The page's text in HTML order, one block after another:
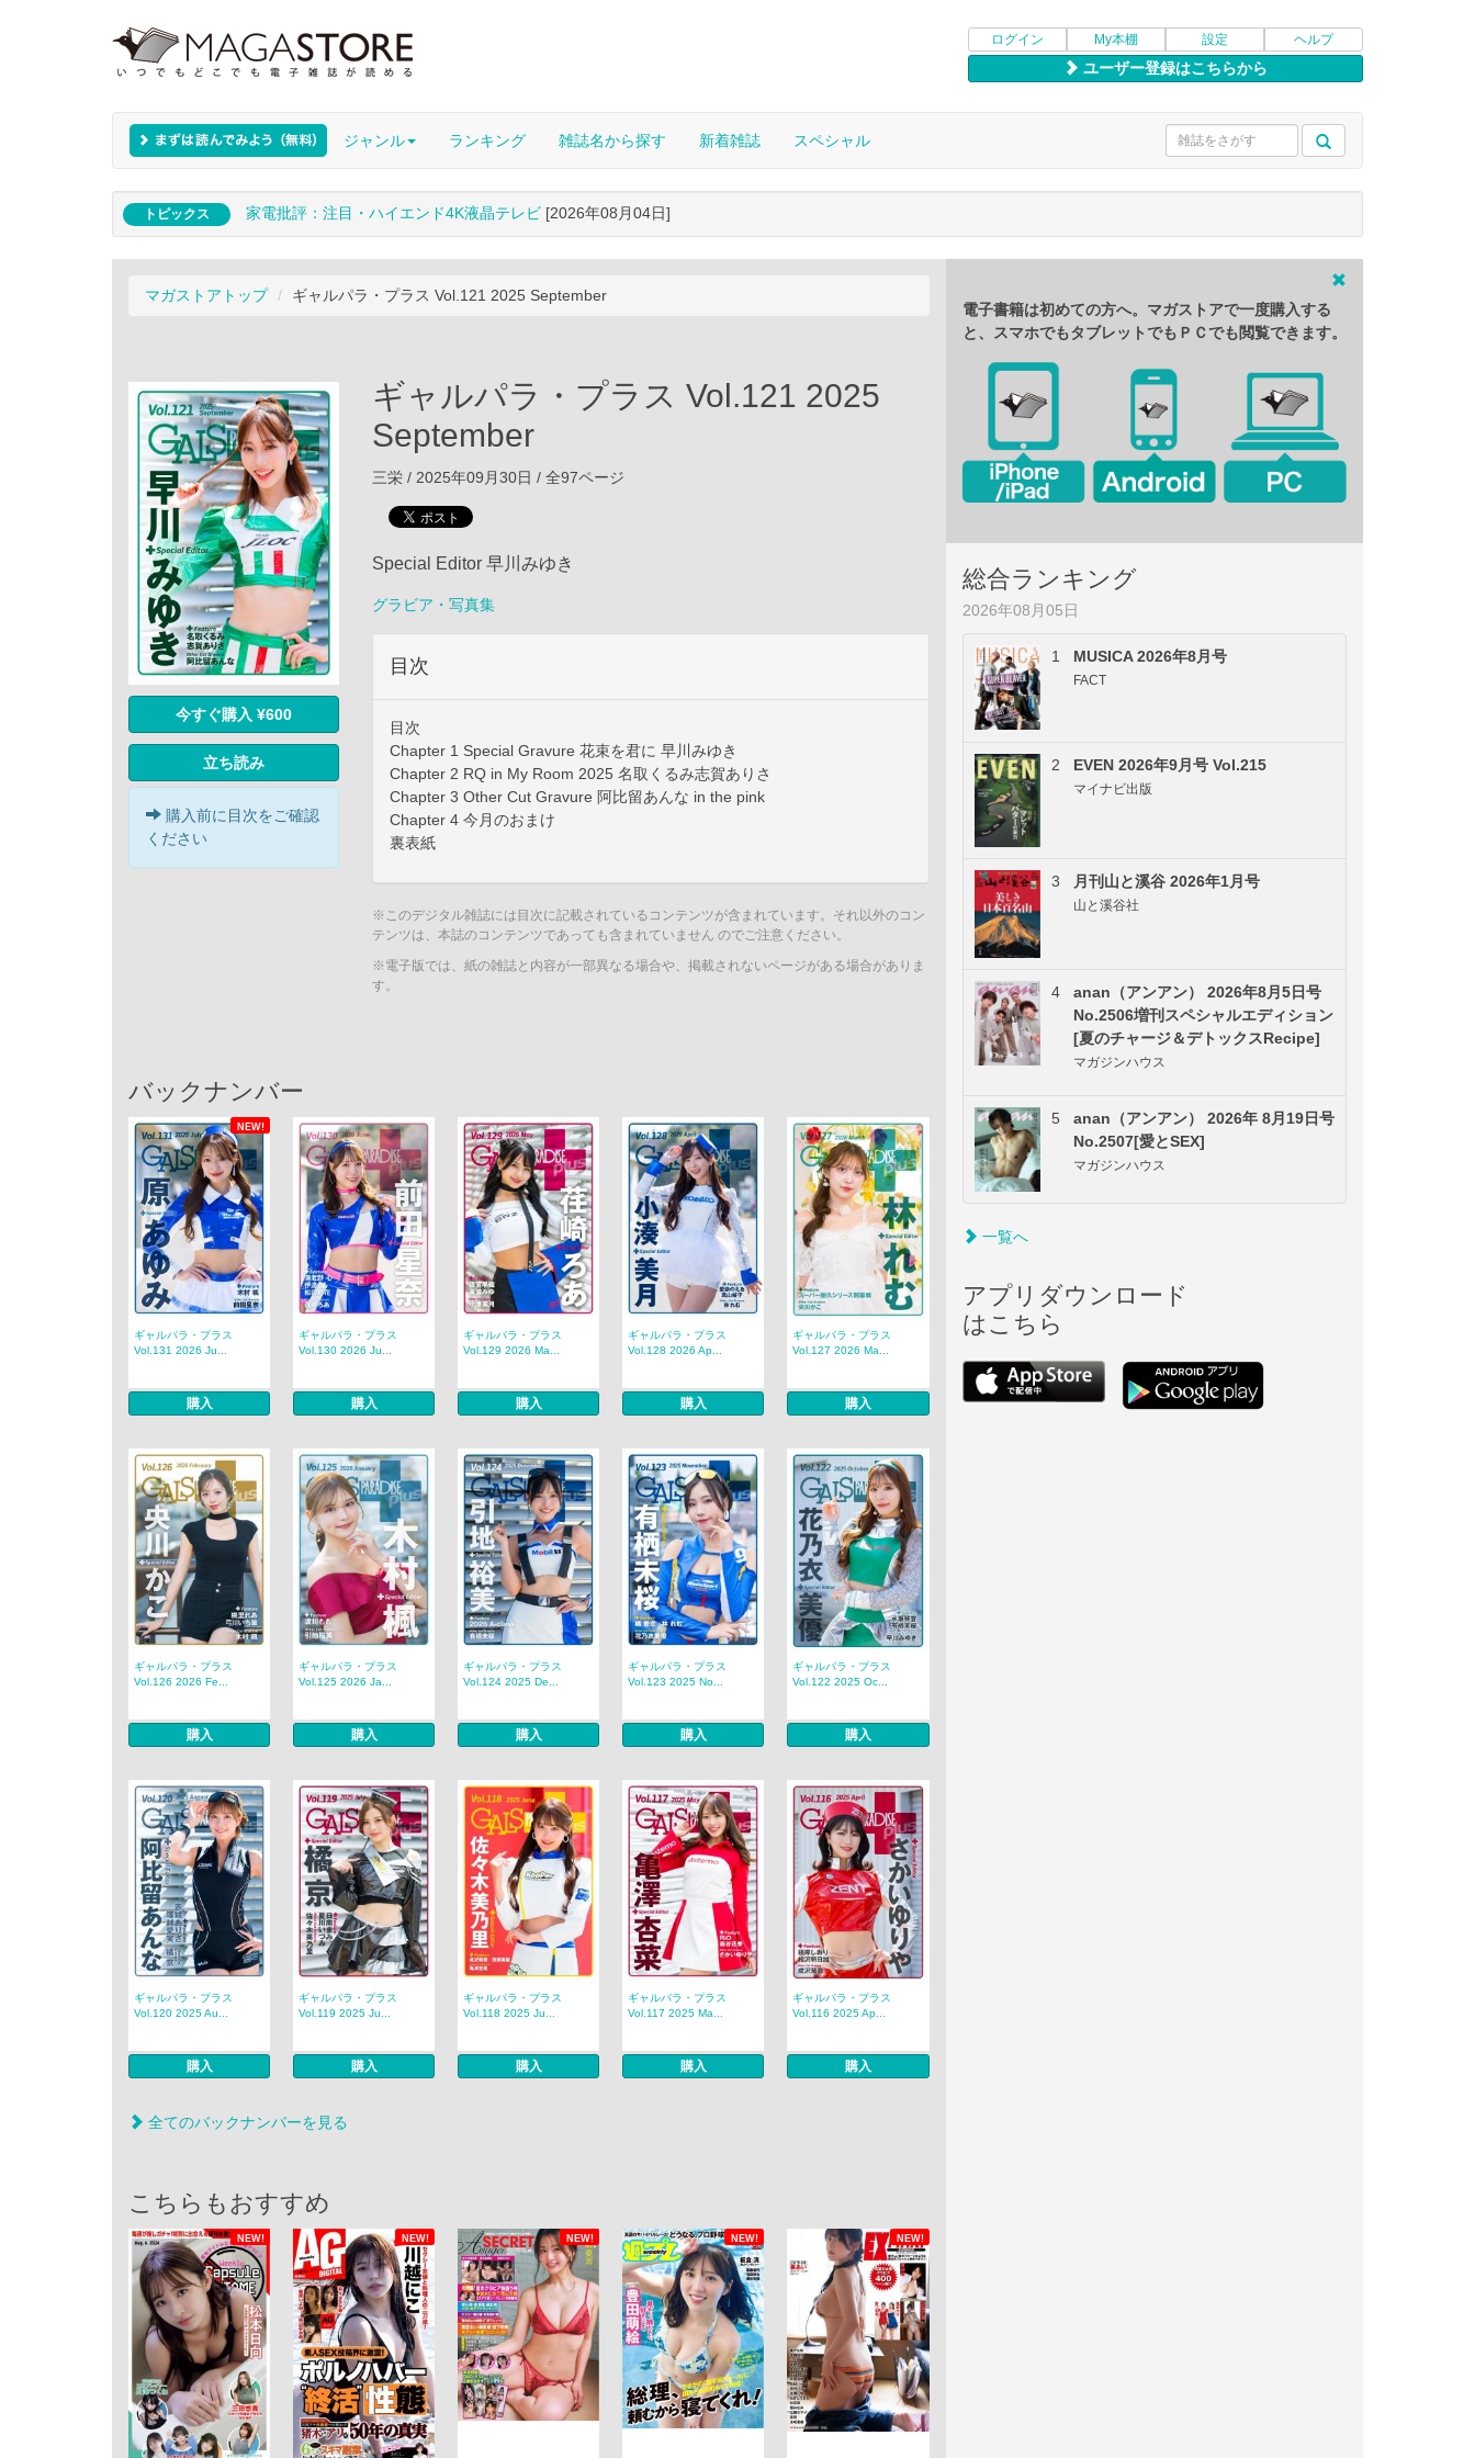
ログイン My本棚 設定 ヘルプ
ユーザー登録はこちらから
ジャンル ランキング 雑誌名から探す 新着雑誌 スペシャル
トピックス 家電批評：注目・ハイエンド4K液晶テレビ [2026年08月04日]
マガストアトップ ギャルパラ・プラス Vol.121 2025 September
今すぐ購入 ¥600
立ち読み
購入前に目次をご確認
ください
ギャルパラ・プラス Vol.121 2025
September
三栄 / 2025年09月30日 / 全97ページ
Special Editor 早川みゆき
グラビア・写真集
目次
目次
Chapter 1 Special Gravure 花束を君に 早川みゆき
Chapter 2 RQ in My Room 2025 名取くるみ志賀ありさ
Chapter 3 Other Cut Gravure 阿比留あんな in the pink
Chapter 4 今月のおまけ
裏表紙
※このデジタル雑誌には目次に記載されているコンテンツが含まれています。それ以外のコン
テンツは、本誌のコンテンツであっても含まれていません のでご注意ください。
※電子版では、紙の雑誌と内容が一部異なる場合や、掲載されないページがある場合がありま
す。
バックナンバー
NEW!
ギャルパラ・プラス
Vol.131 2026 Ju...
購入
ギャルパラ・プラス
Vol.130 2026 Ju...
購入
ギャルパラ・プラス
Vol.129 2026 Ma...
購入
ギャルパラ・プラス
Vol.128 2026 Ap...
購入
ギャルパラ・プラス
Vol.127 2026 Ma...
購入
ギャルパラ・プラス
Vol.126 2026 Fe...
購入
ギャルパラ・プラス
Vol.125 2026 Ja...
購入
ギャルパラ・プラス
Vol.124 2025 De...
購入
ギャルパラ・プラス
Vol.123 2025 No...
購入
ギャルパラ・プラス
Vol.122 2025 Oc...
購入
ギャルパラ・プラス
Vol.120 2025 Au...
購入
ギャルパラ・プラス
Vol.119 2025 Ju...
購入
ギャルパラ・プラス
Vol.118 2025 Ju...
購入
ギャルパラ・プラス
Vol.117 2025 Ma...
購入
ギャルパラ・プラス
Vol.116 2025 Ap...
購入
全てのバックナンバーを見る
こちらもおすすめ
NEW! NEW! NEW! NEW! NEW!
電子書籍は初めての方へ。マガストアで一度購入する
と、スマホでもタブレットでもＰＣでも閲覧できます。
総合ランキング
2026年08月05日
1 MUSICA 2026年8月号
FACT
2 EVEN 2026年9月号 Vol.215
マイナビ出版
3 月刊山と溪谷 2026年1月号
山と溪谷社
4
anan（アンアン） 2026年8月5日号
No.2506増刊スペシャルエディション
[夏のチャージ＆デトックスRecipe]
マガジンハウス
5
anan（アンアン） 2026年 8月19日号
No.2507[愛とSEX]
マガジンハウス
一覧へ
アプリダウンロード
はこちら